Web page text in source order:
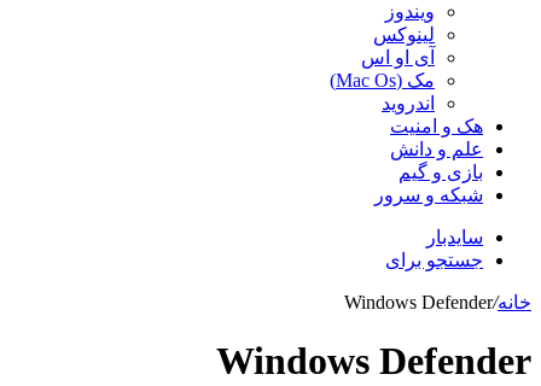
ویندوز
لینوکس
آی او اس
مک (Mac Os)
اندروید
هک و امنیت
علم و دانش
بازی و گیم
شبکه و سرور
سایدبار
جستجو برای
خانه/
Windows Defender
Windows Defender